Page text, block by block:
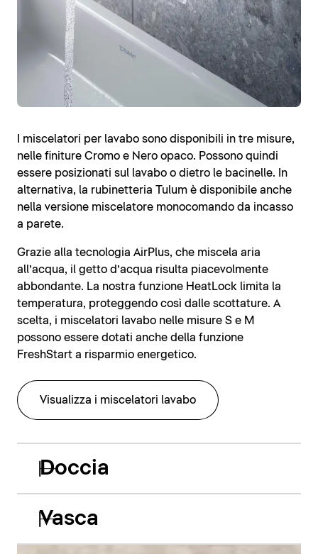
I miscelatori per lavabo sono disponibili in tre misure,
nelle finiture Cromo e Nero opaco. Possono quindi
essere posizionati sul lavabo o dietro le bacinelle. In
alternativa, la rubinetteria Tulum è disponibile anche
nella versione miscelatore monocomando da incasso
a parete.
Grazie alla tecnologia AirPlus, che miscela aria
all’acqua, il getto d’acqua risulta piacevolmente
abbondante. La nostra funzione HeatLock limita la
temperatura, proteggendo così dalle scottature. A
scelta, i miscelatori lavabo nelle misure S e M
possono essere dotati anche della funzione
FreshStart a risparmio energetico.
Visualizza i miscelatori lavabo
Doccia
Vasca